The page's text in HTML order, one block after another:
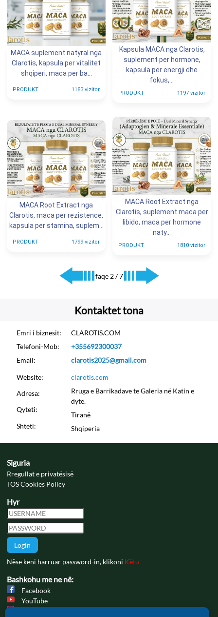
MACA suplement natyral nga
Clarotis, kapsula per vitalitet
shqiperi, maca per ba...
PRODUKT 1183 vizitor
Kapsula MACA nga Clarotis,
suplement per hormone,
kapsula per energji dhe
fokus,...
PRODUKT 1197 vizitor
MACA Root Extract nga
Clarotis, maca per rezistence,
kapsula per stamina, suplem...
PRODUKT 1799 vizitor
MACA Root Extract nga
Clarotis, suplement maca per
libido, maca per hormone
naty...
PRODUKT 1810 vizitor
faqe 2 / 7
Kontaktet tona
Emri i biznesit:
Telefoni-Mob:
Email:
CLAROTIS.COM
+355692300037
clarotis2025@gmail.com
Website:
Adresa:
Qyteti:
Shteti:
clarotis.com
Rruga e Barrikadave te Galeria në Katin e
dytë.
Tiranë
Shqiperia
Siguria
Rregullat e privatësisë
TOS Cookies Policy
Hyr
Login
Nëse keni harruar password-in, klikoni Këtu
Bashkohu me ne në:
Facebook
YouTube